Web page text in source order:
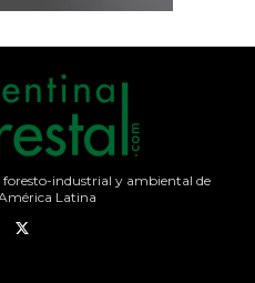
industrial y ambiental de
Latina